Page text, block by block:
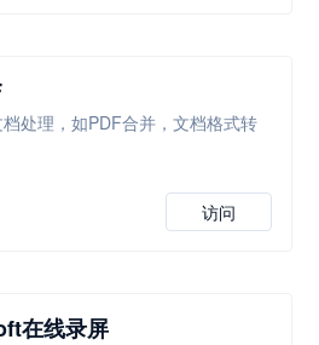
处理，如PDF合并，文档格式转
访问
在线录屏